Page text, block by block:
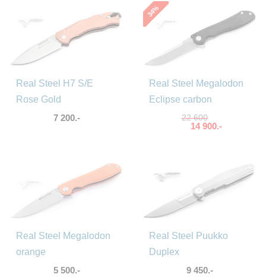
Real Steel H7 S/E
Rose Gold
7 200.-
34
%
Real Steel Megalodon
Eclipse carbon
22 600
14 900.-
Real Steel Megalodon
orange
5 500.-
Real Steel Puukko
Duplex
9 450.-